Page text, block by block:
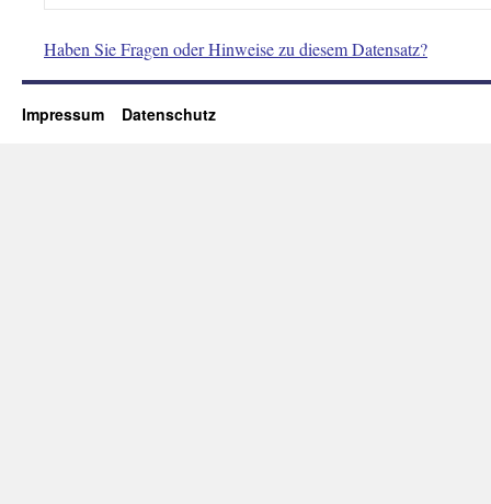
Haben Sie Fragen oder Hinweise zu diesem Datensatz?
Impressum Datenschutz